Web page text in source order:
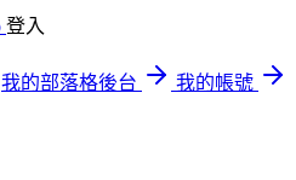
登入
我的部落格後台
我的帳號